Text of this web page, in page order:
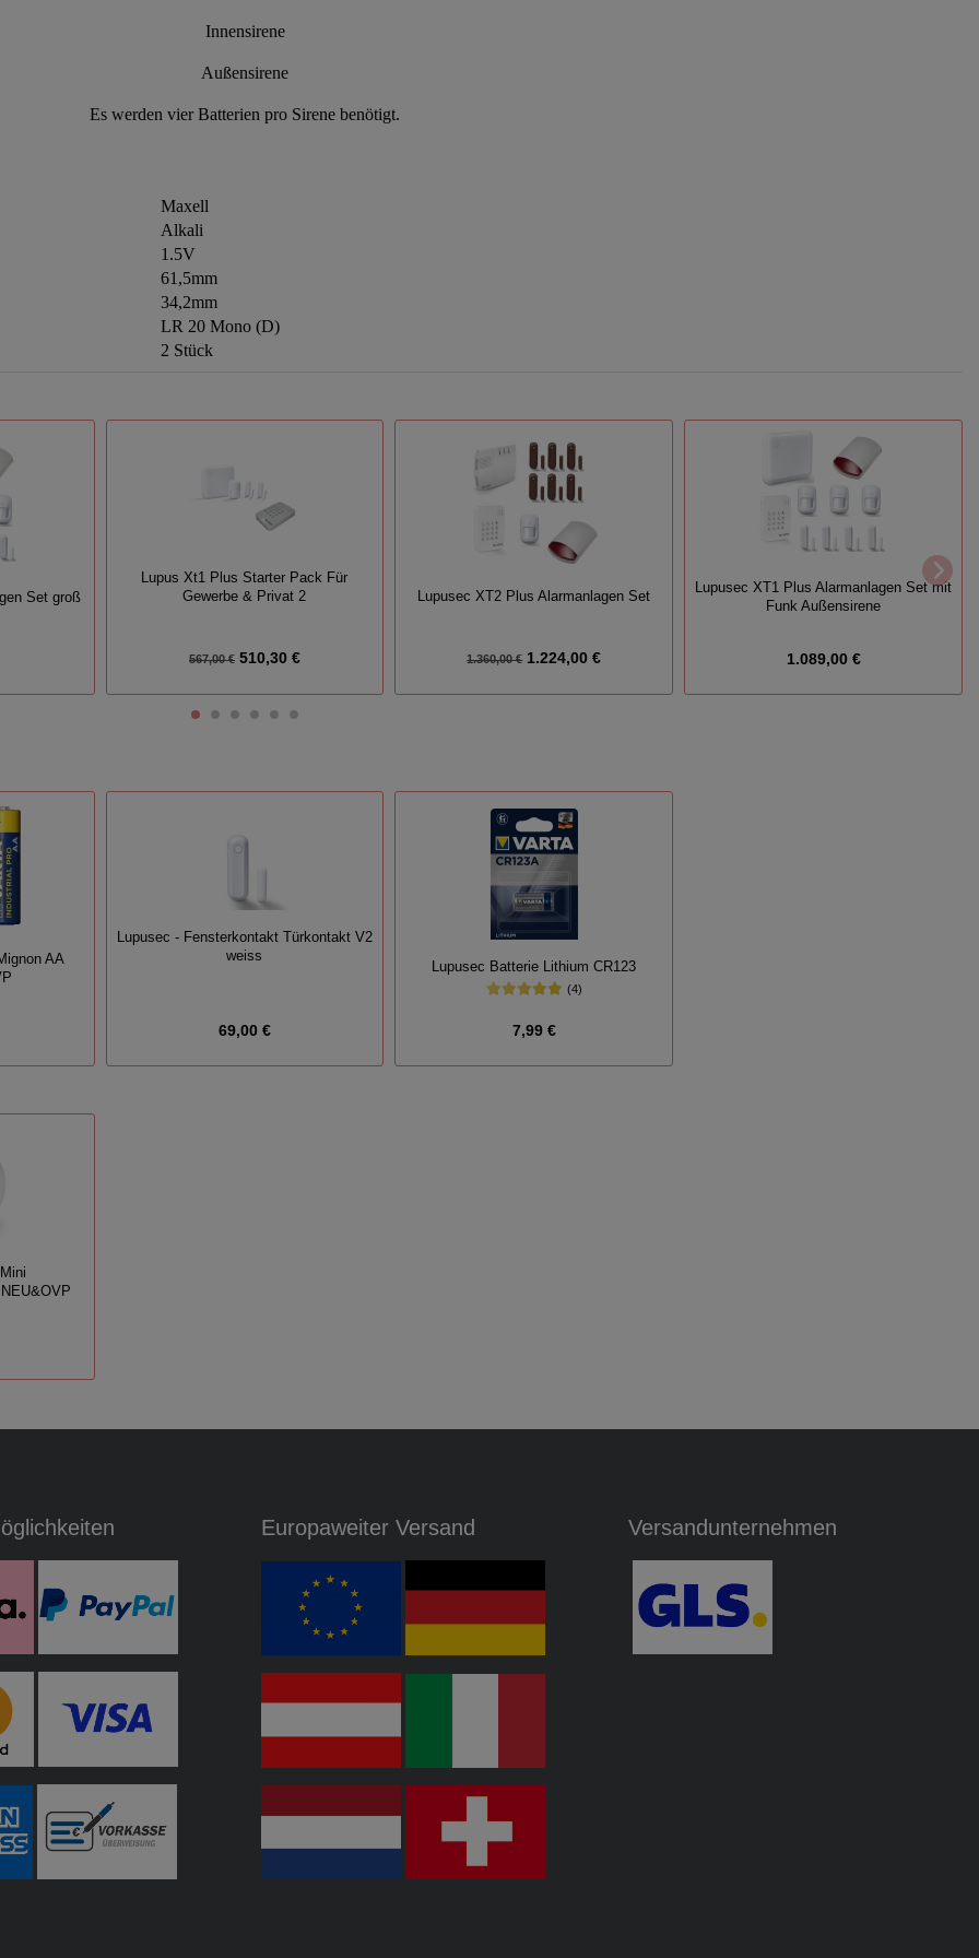
Innensirene
Außensirene
Es werden vier Batterien pro Sirene benötigt.
Maxell
Alkali
1.5V
61,5mm
34,2mm
LR 20 Mono (D)
2 Stück
Set groß
Lupus Xt1 Plus Starter Pack Für
Gewerbe & Privat 2
567,00 €510,30 €
Lupusec XT2 Plus Alarmanlagen Set
1.360,00 €1.224,00 €
Lupusec XT1 Plus Alarmanlagen Set mit
Funk Außensirene
1.089,00 €
AA
Lupusec - Fensterkontakt Türkontakt V2
weiss
69,00 €
Lupusec Batterie Lithium CR123
(4)
7,99 €
Europaweiter Versand Versandunternehmen